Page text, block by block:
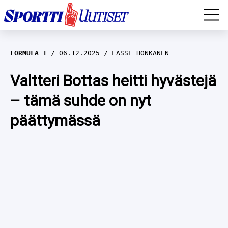
EM-YLEISURHEILU
JÄÄKIEKKO
YLEISURHEILU
WILMA HELTELÄ
TALVILAJIT
FORMULA 1 06.12.2025 LASSE HONKANEN
Valtteri Bottas heitti hyvästejä
– tämä suhde on nyt
päättymässä